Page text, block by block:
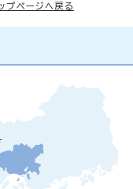
プページへ戻る